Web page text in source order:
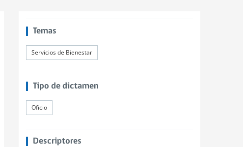
Temas
Servicios de Bienestar
Tipo de dictamen
Oficio
Descriptores